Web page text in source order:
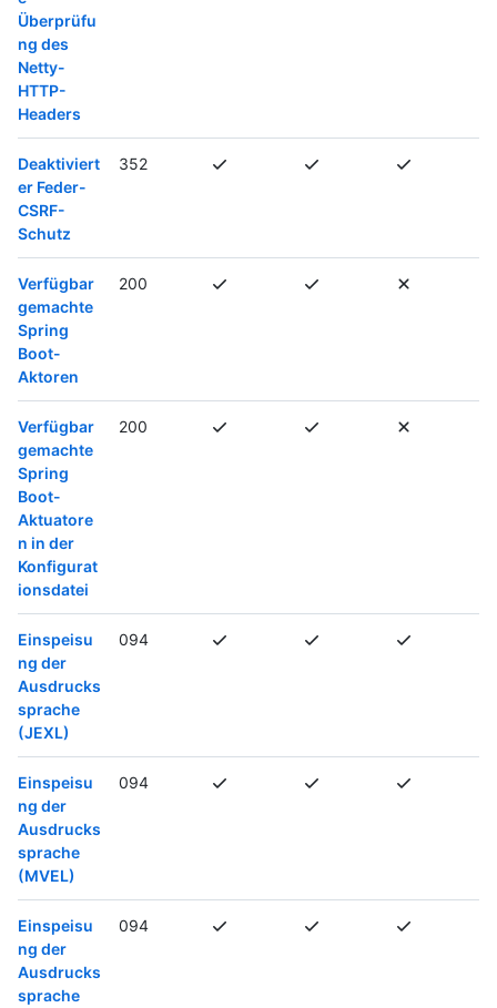
Überprüfu
ng des
Netty-
HTTP-
Headers
Deaktiviert
er Feder-
CSRF-
Schutz
352
Verfügbar
gemachte
Spring
Boot-
Aktoren
200
Verfügbar
gemachte
Spring
Boot-
Aktuatore
n in der
Konfigurat
ionsdatei
200
Einspeisu
ng der
Ausdrucks
sprache
(JEXL)
094
Einspeisu
ng der
Ausdrucks
sprache
(MVEL)
094
Einspeisu
ng der
Ausdrucks
sprache
094